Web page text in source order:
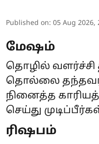
Published on: 05 Aug 2026,
மேஷம்
தொழில் வளர்ச்சி
தொல்லை
நினைத்த
செய்து
ரிஷபம்